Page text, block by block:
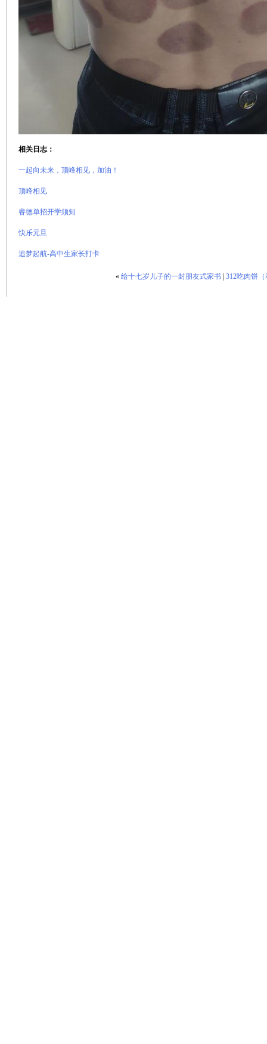
相关日志：
一起向未来，顶峰相见，加油！
顶峰相见
睿德单招开学须知
快乐元旦
追梦起航-高中生家长打卡
« 给十七岁儿子的一封朋友式家书| 312吃肉饼